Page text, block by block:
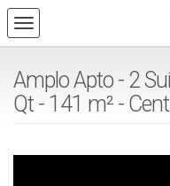
Amplo Apto - 2
Qt - 141 m² -